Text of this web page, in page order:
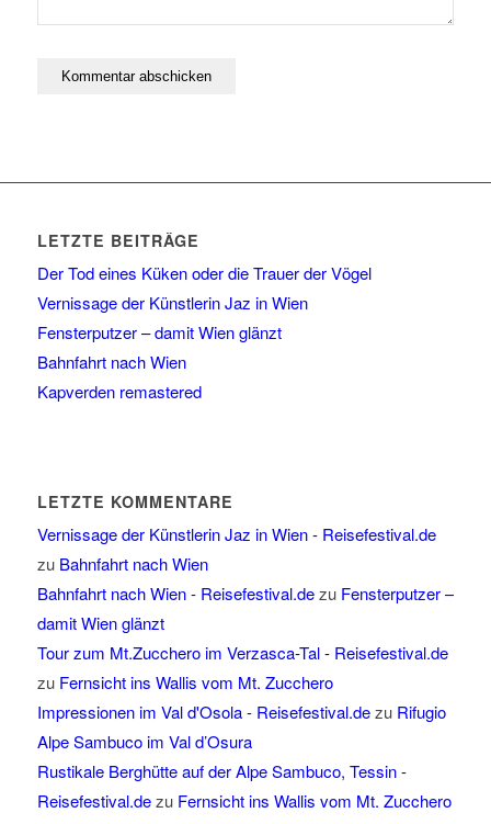
LETZTE BEITRÄGE
Der Tod eines Küken oder die Trauer der Vögel
Vernissage der Künstlerin Jaz in Wien
Fensterputzer – damit Wien glänzt
Bahnfahrt nach Wien
Kapverden remastered
LETZTE KOMMENTARE
Vernissage der Künstlerin Jaz in Wien - Reisefestival.de
zu Bahnfahrt nach Wien
Bahnfahrt nach Wien - Reisefestival.dezu Fensterputzer –
damit Wien glänzt
Tour zum Mt.Zucchero im Verzasca-Tal - Reisefestival.de
zu Fernsicht ins Wallis vom Mt. Zucchero
Impressionen im Val d'Osola - Reisefestival.dezu Rifugio
Alpe Sambuco im Val d’Osura
Rustikale Berghütte auf der Alpe Sambuco, Tessin -
Reisefestival.dezu Fernsicht ins Wallis vom Mt. Zucchero